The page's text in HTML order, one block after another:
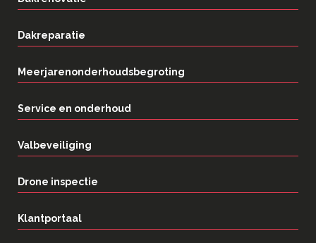
Dakreparatie
Meerjarenonderhoudsbegroting
Service en onderhoud
Valbeveiliging
Drone inspectie
Klantportaal